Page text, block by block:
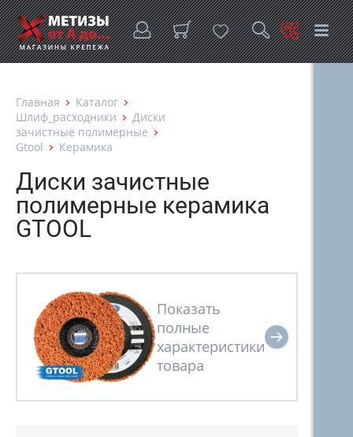
Главная
Каталог
Шлиф_расходники
Диски
зачистные полимерные
Gtool
Керамика
Диски зачистные
полимерные керамика
GTOOL